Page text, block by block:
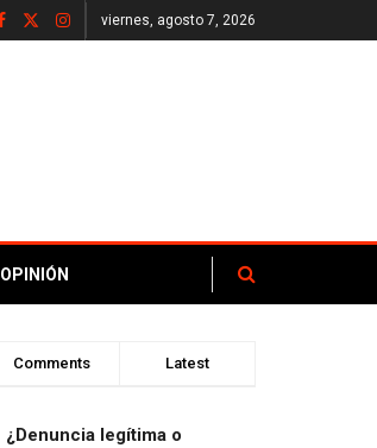
viernes, agosto 7, 2026
OPINIÓN
Comments Latest
¿Denuncia legítima o